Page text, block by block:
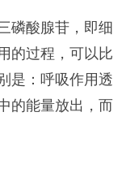
磷酸腺苷，即细
的过程，可以比
是：呼吸作用透
的能量放出，而